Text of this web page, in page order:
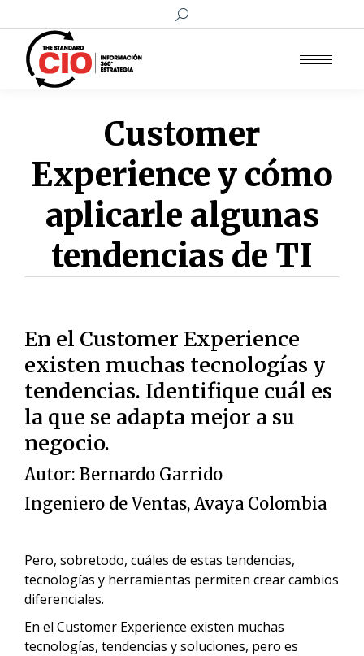
Buscar:
Customer
Experience y cómo
aplicarle algunas
tendencias de TI
En el Customer Experience
existen muchas tecnologías y
tendencias. Identifique cuál es
la que se adapta mejor a su
negocio.
Autor: Bernardo Garrido
Ingeniero de Ventas, Avaya Colombia
Pero, sobretodo, cuáles de estas tendencias,
tecnologías y herramientas permiten crear cambios
diferenciales.
En el Customer Experience existen muchas
tecnologías, tendencias y soluciones, pero es